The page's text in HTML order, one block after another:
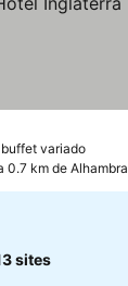
variado
0.7 km de Alhambra
sites